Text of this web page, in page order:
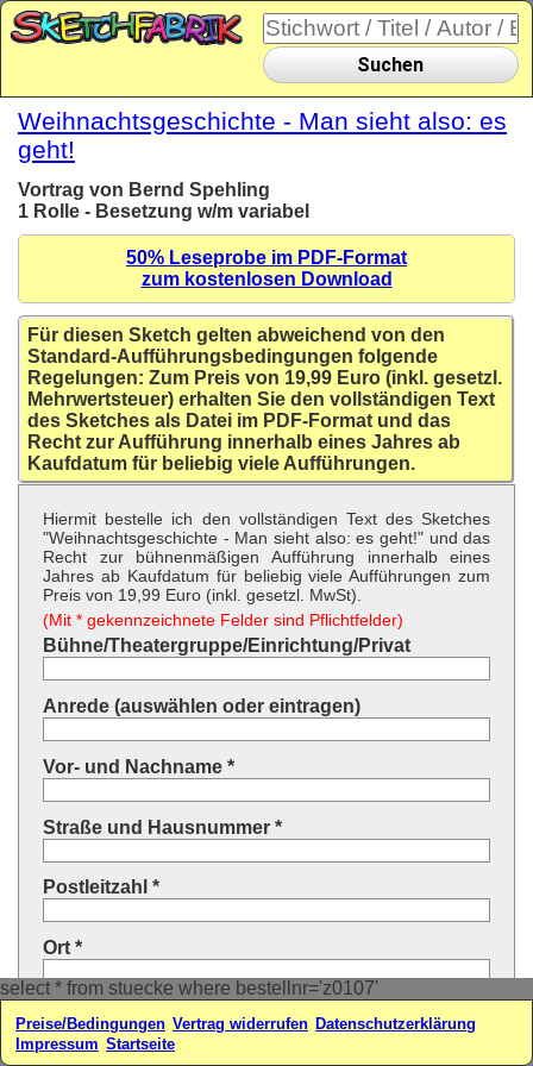
select * from stuecke where bestellnr='z0107'
Suchen
Weihnachtsgeschichte - Man sieht also: es
geht!
Vortrag von Bernd Spehling
1 Rolle - Besetzung w/m variabel
50% Leseprobe im PDF-Format
zum kostenlosen Download
Für diesen Sketch gelten abweichend von den
Standard-Aufführungsbedingungen folgende
Regelungen: Zum Preis von 19,99 Euro (inkl. gesetzl.
Mehrwertsteuer) erhalten Sie den vollständigen Text
des Sketches als Datei im PDF-Format und das
Recht zur Aufführung innerhalb eines Jahres ab
Kaufdatum für beliebig viele Aufführungen.
Hiermit bestelle ich den vollständigen Text des Sketches
"Weihnachtsgeschichte - Man sieht also: es geht!" und das
Recht zur bühnenmäßigen Aufführung innerhalb eines
Jahres ab Kaufdatum für beliebig viele Aufführungen zum
Preis von 19,99 Euro (inkl. gesetzl. MwSt).
(Mit * gekennzeichnete Felder sind Pflichtfelder)
Bühne/Theatergruppe/Einrichtung/Privat
Anrede (auswählen oder eintragen)
Vor- und Nachname *
Straße und Hausnummer *
Postleitzahl *
Ort *
Preise/Bedingungen Vertrag widerrufen Datenschutzerklärung
Impressum Startseite